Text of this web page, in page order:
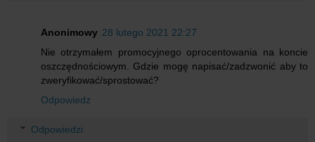
Anonimowy 28 lutego 2021 22:27
Nie otrzymałem promocyjnego oprocentowania na koncie
oszczędnościowym. Gdzie mogę napisać/zadzwonić aby to
zweryfikować/sprostować?
Odpowiedz
Odpowiedzi